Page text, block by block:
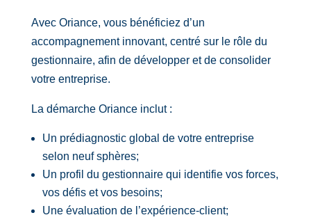
Avec Oriance, vous bénéficiez d’un
accompagnement innovant, centré sur le rôle du
gestionnaire, afin de développer et de consolider
votre entreprise.
La démarche Oriance inclut :
Un prédiagnostic global de votre entreprise
selon neuf sphères;
Un profil du gestionnaire qui identifie vos forces,
vos défis et vos besoins;
Une évaluation de l’expérience-client;